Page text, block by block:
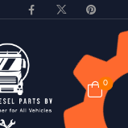
0